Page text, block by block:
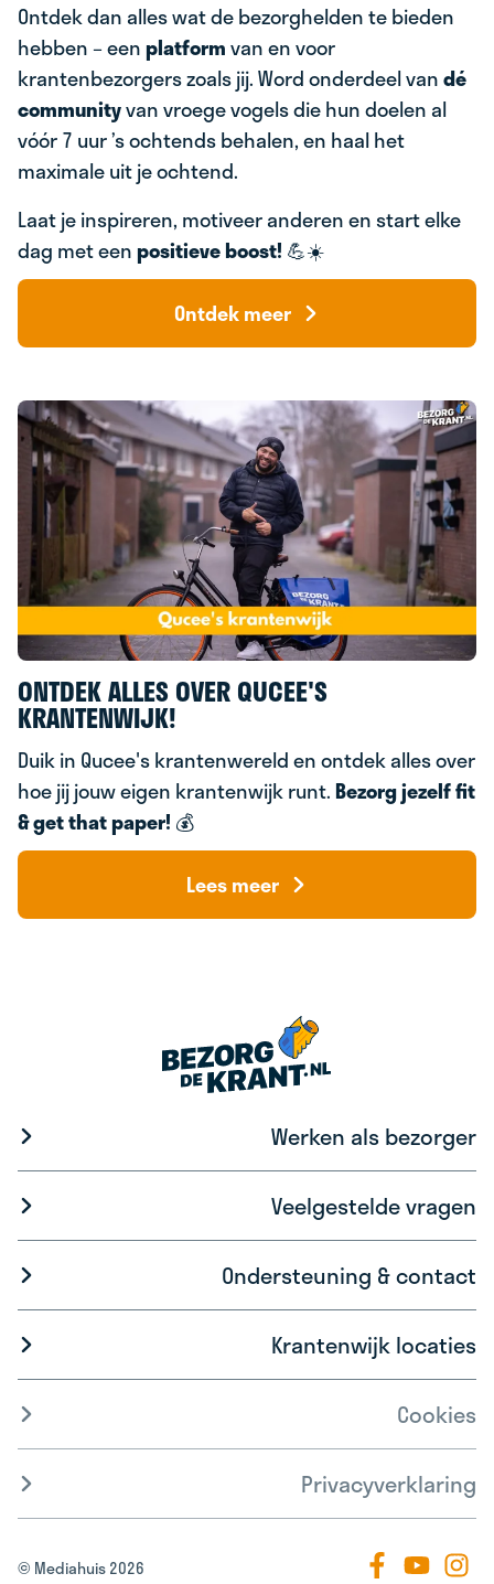
Ontdek dan alles wat de bezorgheldente bieden
hebben – eenplatformvan en voor
krantenbezorgers zoals jij. Word onderdeel vandé
communityvan vroege vogels die hun doelen al
vóór 7 uur ’s ochtends behalen, en haal het
maximale uit je ochtend.
Laat je inspireren, motiveer anderen en start elke
dag met eenpositieve boost! 💪☀️
Ontdek meer
ONTDEK ALLES OVER QUCEE'S
KRANTENWIJK!
Duik in Qucee's krantenwereld en ontdek alles over
hoe jij jouw eigen krantenwijk runt.Bezorg jezelf fit
& get that paper! 💰
Lees meer
Werken als bezorger
Veelgestelde vragen
Ondersteuning & contact
Krantenwijk locaties
Cookies
Privacyverklaring
© Mediahuis 2026